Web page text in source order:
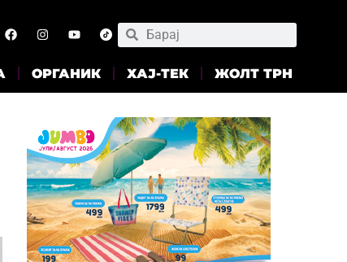
ОРГАНИК ХАЈ-ТЕК ЖОЛТ ТРН